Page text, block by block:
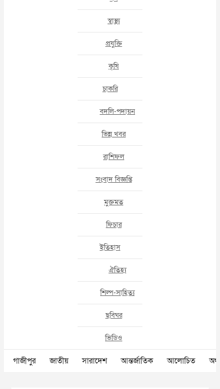
স্বাস্থ্য
প্রযুক্তি
কৃষি
চাকরি
বদলি-পদায়ন
ভিন্ন খবর
রাশিফল
সংবাদ বিজ্ঞপ্তি
মুক্তমত
ফিচার
ইতিহাস
ঐতিহ্য
শিল্প-সাহিত্য
ছবিঘর
ভিডিও
গাজীপুর জাতীয় সারাদেশ আন্তর্জাতিক আলোচিত